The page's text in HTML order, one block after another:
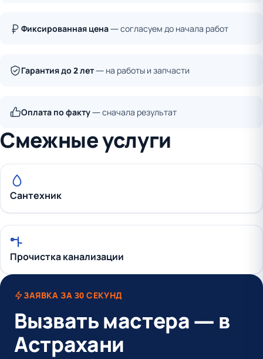
Фиксированная цена— согласуем до начала работ
Гарантия до 2 лет— на работы и запчасти
Оплата по факту— сначала результат
Смежные услуги
Сантехник
Прочистка канализации
ЗАЯВКА ЗА 30 СЕКУНД
Вызвать мастера — в
Астрахани